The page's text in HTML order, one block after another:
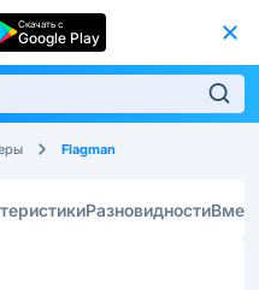
Скачать с
Google Play
Flagman
Разновидности